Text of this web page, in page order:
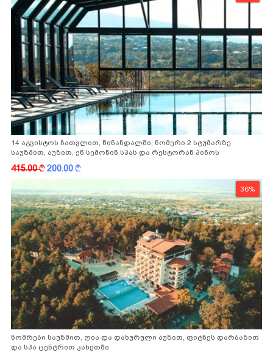
14 აგვისტოს ჩათვლით, წინანდალში, ნომერი 2 სტუმარზე
საუზმით, აუზით, ენ სემონინ სპას და რესტორან პინოს
ფასდაკლებით
415.00k200.00k
36%
ნომრები საუზმით, ღია და დახურული აუზით, ფიტნეს დარბაზით
და სპა ცენტრით კახეთში